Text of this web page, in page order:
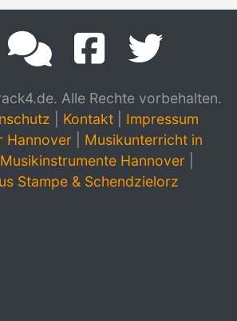
Alle Rechte vorbehalten.
Kontakt
Impressum
Hannover
Musikunterricht in
Musikinstrumente Hannover
Stampe & Schendzielorz